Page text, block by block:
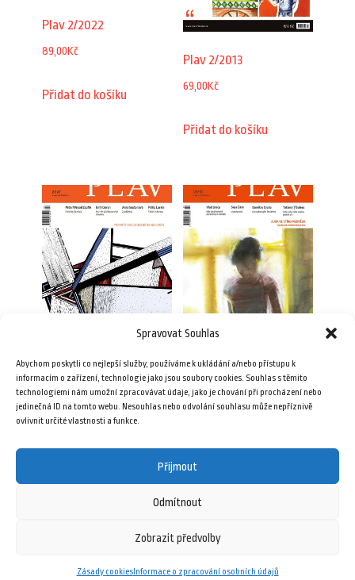
Spravovat Souhlas
Abychom poskytli co nejlepší služby, používáme k ukládání a/nebo přístupu k
informacím o zařízení, technologie jako jsou soubory cookies. Souhlas s těmito
technologiemi nám umožní zpracovávat údaje, jako je chování při procházení nebo
jedinečná ID na tomto webu. Nesouhlas nebo odvolání souhlasu může nepříznivě
ovlivnit určité vlastnosti a funkce.
Přijmout
Odmítnout
Zobrazit předvolby
Zásady cookiesInformace o zpracování osobních údajů
Plav 2/2022
89,00Kč
Přidat do košíku
Plav 2/2013
69,00Kč
Přidat do košíku
89,00Kč
Přidat do košíku
79,00Kč
Přidat do košíku